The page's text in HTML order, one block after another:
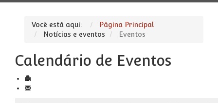
Você está aqui:
Página Principal
Notícias e eventos
Eventos
Calendário de Eventos